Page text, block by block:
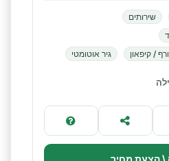
שירותים
/ קיפאון
גיר אוטומטי
\ הצעת מחיר